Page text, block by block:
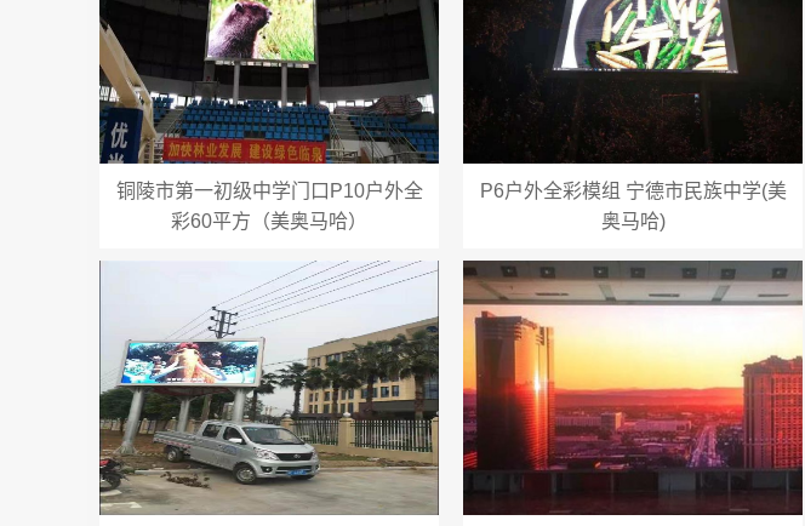
铜陵市第一初级中学门口P10户外全
彩60平方（美奥马哈）
P6户外全彩模组 宁德市民族中学(美
奥马哈)